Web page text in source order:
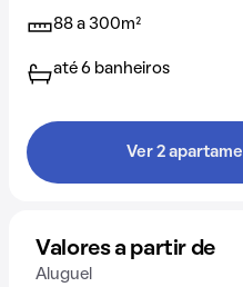
88 a 300m²
até 6 banheiros
Ver 2
Valores a partir de
Aluguel